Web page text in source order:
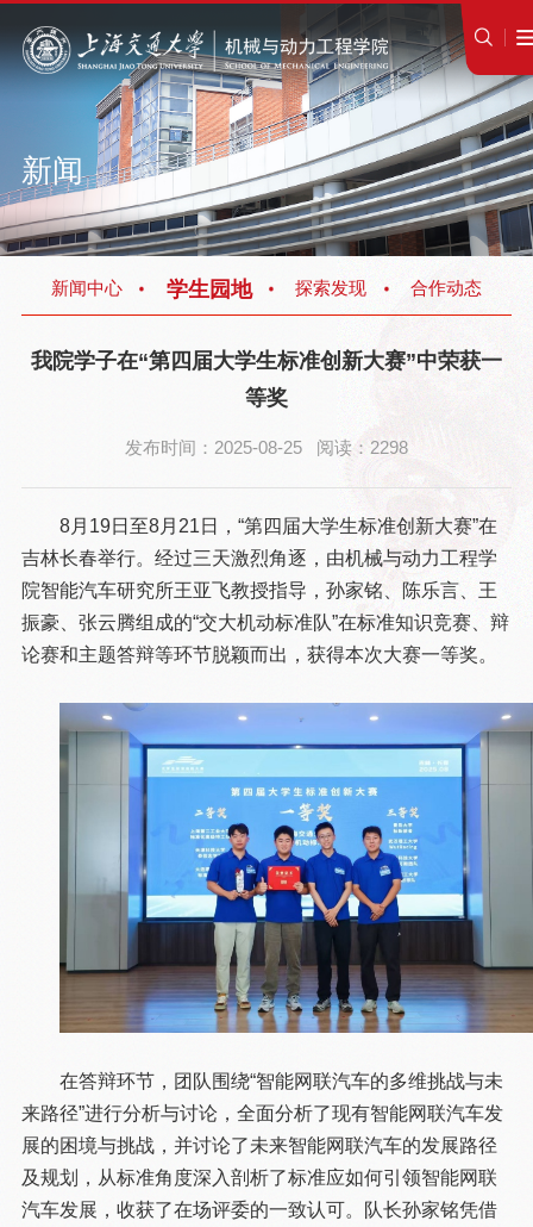
新闻
新闻中心 学生园地 探索发现 合作动态
我院学子在“第四届大学生标准创新大赛”中荣获一
等奖
发布时间：2025-08-25 阅读：2298
8月19日至8月21日，“第四届大学生标准创新大赛”在
吉林长春举行。经过三天激烈角逐，由机械与动力工程学
院智能汽车研究所王亚飞教授指导，孙家铭、陈乐言、王
振豪、张云腾组成的“交大机动标准队”在标准知识竞赛、辩
论赛和主题答辩等环节脱颖而出，获得本次大赛一等奖。
在答辩环节，团队围绕“智能网联汽车的多维挑战与未
来路径”进行分析与讨论，全面分析了现有智能网联汽车发
展的困境与挑战，并讨论了未来智能网联汽车的发展路径
及规划，从标准角度深入剖析了标准应如何引领智能网联
汽车发展，收获了在场评委的一致认可。队长孙家铭凭借